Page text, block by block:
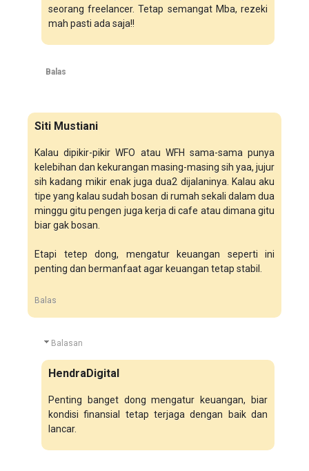
seorang freelancer. Tetap semangat Mba, rezeki
mah pasti ada saja!!
Balas
Siti Mustiani
Kalau dipikir-pikir WFO atau WFH sama-sama punya
kelebihan dan kekurangan masing-masing sih yaa, jujur
sih kadang mikir enak juga dua2 dijalaninya. Kalau aku
tipe yang kalau sudah bosan di rumah sekali dalam dua
minggu gitu pengen juga kerja di cafe atau dimana gitu
biar gak bosan.
Etapi tetep dong, mengatur keuangan seperti ini
penting dan bermanfaat agar keuangan tetap stabil.
Balas
Balasan
HendraDigital
Penting banget dong mengatur keuangan, biar
kondisi finansial tetap terjaga dengan baik dan
lancar.